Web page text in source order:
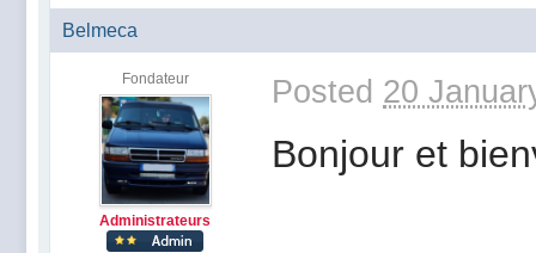
Belmeca
Fondateur
Administrateurs
Posted 20
Bonjour et